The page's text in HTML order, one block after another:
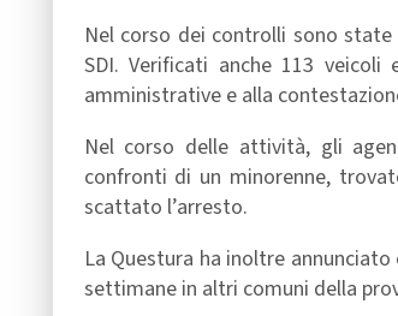
Nel corso dei controlli sono
SDI. Verificati anche 113
amministrative e alla
Nel corso delle attività, gli
confronti di un minorenne,
scattato l’arresto.
La Questura ha inoltre
settimane in altri comuni della